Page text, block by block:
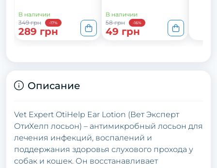
В наличии
349 грн
-17%
289 грн
В наличии
58 грн
-16%
49 грн
Описание
Vet Expert OtiHelp Ear Lotion (Вет Эксперт
ОтиХелп лосьон) – антимикробный лосьон для
лечения инфекций, воспалений и
поддержания здоровья слухового прохода у
собак и кошек. Он восстанавливает